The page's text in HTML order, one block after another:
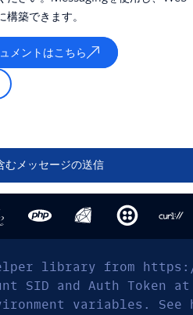
築できます。
メントはこちら
むメッセージの送信
library from
SID and Auth Token
variables.